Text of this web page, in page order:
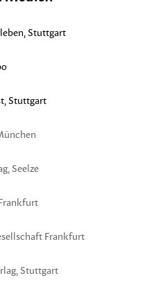
Stuttgart
Stuttgart
Seelze
Frankfurt
Stuttgart